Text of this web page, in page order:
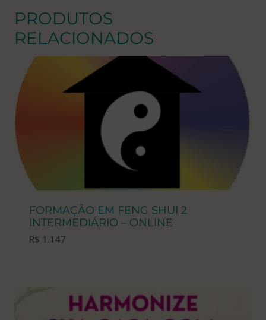
PRODUTOS
RELACIONADOS
FORMAÇÃO EM FENG SHUI 2
INTERMEDIÁRIO – ONLINE
R$ 1.147